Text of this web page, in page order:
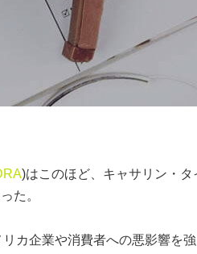
)はこのほど、キャサリン・タ
た。
カ企業や消費者への悪影響を強